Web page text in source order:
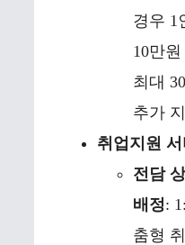
경우 1
10만원
최대
추가
취업지원
전담
배정:
춤형